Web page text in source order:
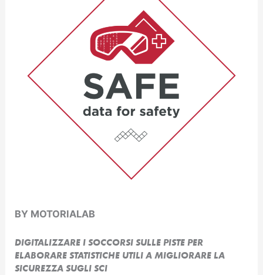
BY MOTORIALAB
DIGITALIZZARE I SOCCORSI SULLE PISTE PER
ELABORARE STATISTICHE UTILI A MIGLIORARE LA
SICUREZZA SUGLI SCI